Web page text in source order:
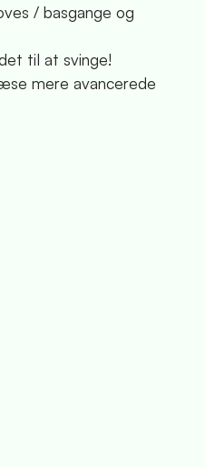
/ basgange og
til at svinge!
mere avancerede